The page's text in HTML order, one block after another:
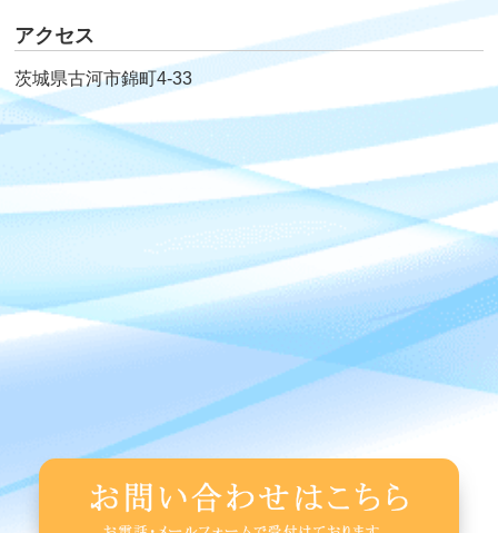
アクセス
茨城県古河市錦町4-33